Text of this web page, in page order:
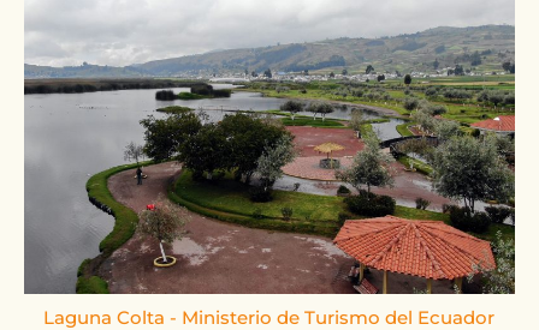
Laguna Colta - Ministerio de Turismo del Ecuador